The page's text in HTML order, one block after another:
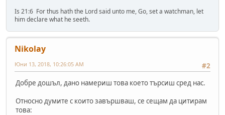
Is 21:6 For thus hath the Lord said unto me, Go, set a watchman, let
him declare what he seeth.
Nikolay
#2
Юни 13, 2018, 10:26:05 AM
Добре дошъл, дано намериш това което търсиш сред нас.
Относно думите с които завършваш, се сещам да цитирам
това: